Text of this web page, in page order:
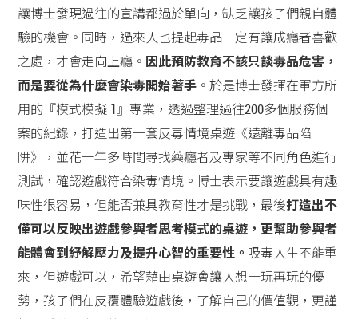
讓博士發現過往的宣講都過於單向，缺乏讓孩子們親自體
驗的機會。同時，過來人也提起毒品一定有讓成癮者喜歡
之處，才會走向上癮。 因此預防教育不該只談毒品危害，
而是要從為什麼會染毒開始著手 。於是博士發揮在軍方所
用的『模式模擬 1』專業，透過整理過往200多個服務個
案的紀錄，打造出第一套反毒情境桌遊《遠離毒品陷
阱》，並花一年多時間尋找藥癮者及專家等不同角色進行
測試，確認遊戲符合染毒情境。博士表示要讓遊戲具有趣
味性很容易，但能否兼具教育性才是挑戰，最後打造出不
僅可以反映出遊戲參與者思考模式的桌遊，更幫助參與者
能體會到紓解壓力及提升心智的重要性。 吸毒人生不能重
來，但遊戲可以，希望藉由桌遊會讓人想一玩再玩的優
勢，孩子們在反覆體驗遊戲後，了解自己的價值觀，更謹